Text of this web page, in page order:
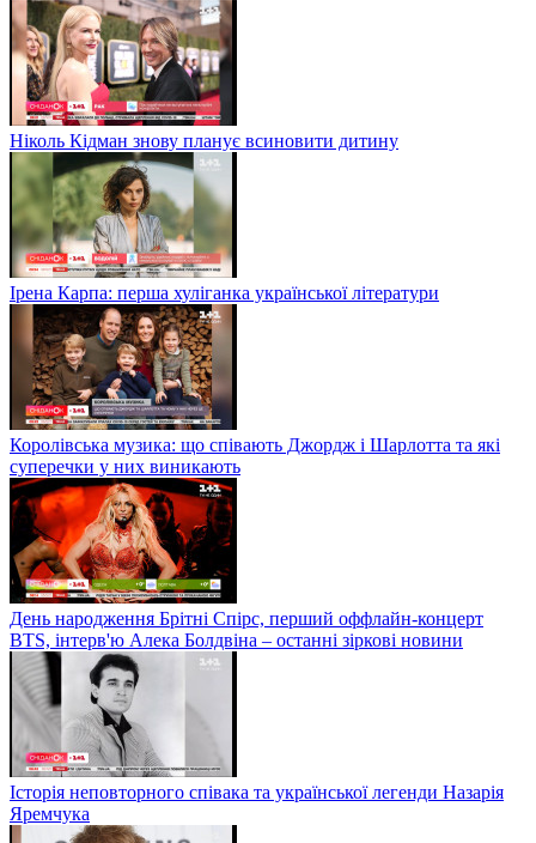
Ніколь Кідман знову планує всиновити дитину
Ірена Карпа: перша хуліганка української літератури
Королівська музика: що співають Джордж і Шарлотта та які
суперечки у них виникають
День народження Брітні Спірс, перший оффлайн-концерт
BTS, інтерв'ю Алека Болдвіна – останні зіркові новини
Історія неповторного співака та української легенди Назарія
Яремчука